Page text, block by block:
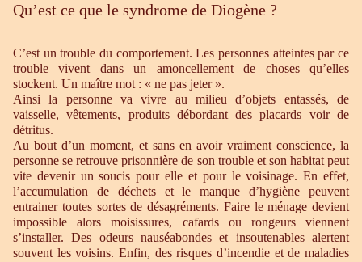
Qu’est ce que le syndrome de Diogène ?
C’est un trouble du comportement. Les personnes atteintes par ce
trouble vivent dans un amoncellement de choses qu’elles
stockent. Un maître mot : « ne pas jeter ».
Ainsi la personne va vivre au milieu d’objets entassés, de
vaisselle, vêtements, produits débordant des placards voir de
détritus.
Au bout d’un moment, et sans en avoir vraiment conscience, la
personne se retrouve prisonnière de son trouble et son habitat peut
vite devenir un soucis pour elle et pour le voisinage. En effet,
l’accumulation de déchets et le manque d’hygiène peuvent
entrainer toutes sortes de désagréments. Faire le ménage devient
impossible alors moisissures, cafards ou rongeurs viennent
s’installer. Des odeurs nauséabondes et insoutenables alertent
souvent les voisins. Enfin, des risques d’incendie et de maladies